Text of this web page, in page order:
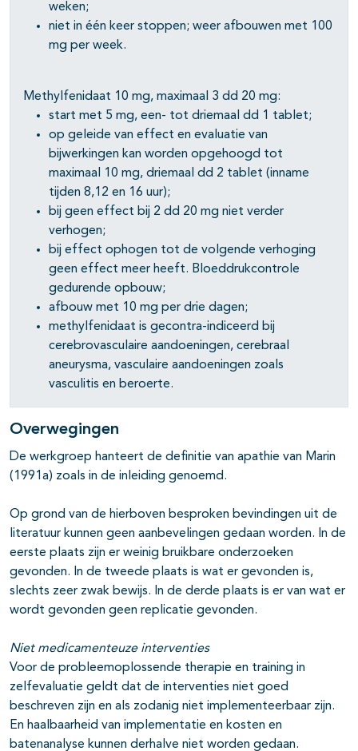
weken;
niet in één keer stoppen; weer afbouwen met 100
mg per week.
Methylfenidaat 10 mg, maximaal 3 dd 20 mg:
start met 5 mg, een- tot driemaal dd 1 tablet;
op geleide van effect en evaluatie van
bijwerkingen kan worden opgehoogd tot
maximaal 10 mg, driemaal dd 2 tablet (inname
tijden 8,12 en 16 uur);
bij geen effect bij 2 dd 20 mg niet verder
verhogen;
bij effect ophogen tot de volgende verhoging
geen effect meer heeft. Bloeddrukcontrole
gedurende opbouw;
afbouw met 10 mg per drie dagen;
methylfenidaat is gecontra-indiceerd bij
cerebrovasculaire aandoeningen, cerebraal
aneurysma, vasculaire aandoeningen zoals
vasculitis en beroerte.
Overwegingen
De werkgroep hanteert de definitie van apathie van Marin
(1991a) zoals in de inleiding genoemd.
Op grond van de hierboven besproken bevindingen uit de
literatuur kunnen geen aanbevelingen gedaan worden. In de
eerste plaats zijn er weinig bruikbare onderzoeken
gevonden. In de tweede plaats is wat er gevonden is,
slechts zeer zwak bewijs. In de derde plaats is er van wat er
wordt gevonden geen replicatie gevonden.
Niet medicamenteuze interventies
Voor de probleemoplossende therapie en training in
zelfevaluatie geldt dat de interventies niet goed
beschreven zijn en als zodanig niet implementeerbaar zijn.
En haalbaarheid van implementatie en kosten en
batenanalyse kunnen derhalve niet worden gedaan.